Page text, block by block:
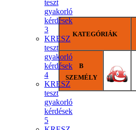
KATEGÓRIÁK
B
SZEMÉLY
teszt
gyakorló
kérdések
3
KRESZ
teszt
gyakorló
kérdések
4
KRESZ
teszt
gyakorló
kérdések
5